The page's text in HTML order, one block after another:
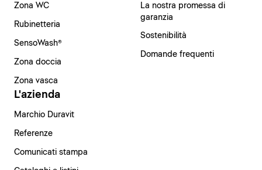
Zona WC
Rubinetteria
SensoWash®
Zona doccia
Zona vasca
La nostra promessa di
garanzia
Sostenibilità
Domande frequenti
L'azienda
Marchio Duravit
Referenze
Comunicati stampa